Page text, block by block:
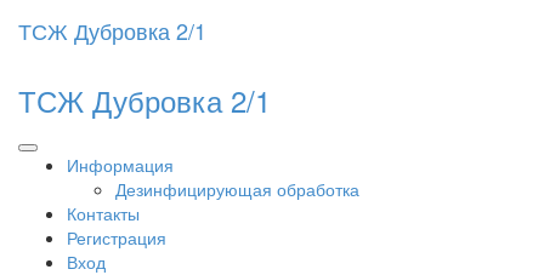
ТСЖ Дубровка 2/1
ТСЖ Дубровка 2/1
Информация
Дезинфицирующая обработка
Контакты
Регистрация
Вход